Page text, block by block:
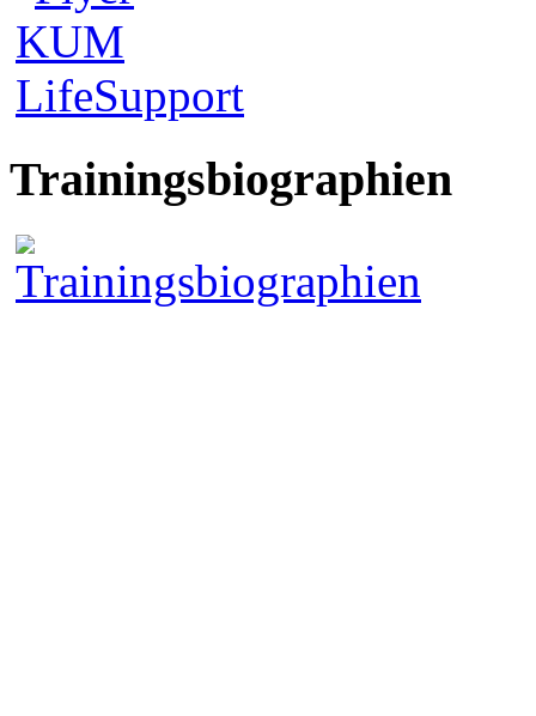
Trainingsbiographien